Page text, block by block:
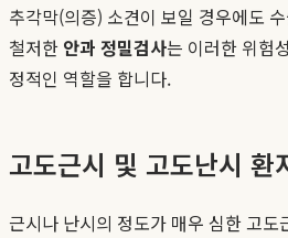
추각막(의증) 소견이 보일 경우에도
철저한 안과 정밀검사는 이러한 위험
정적인 역할을 합니다.
고도근시 및 고도난시 환
근시나 난시의 정도가 매우 심한 고